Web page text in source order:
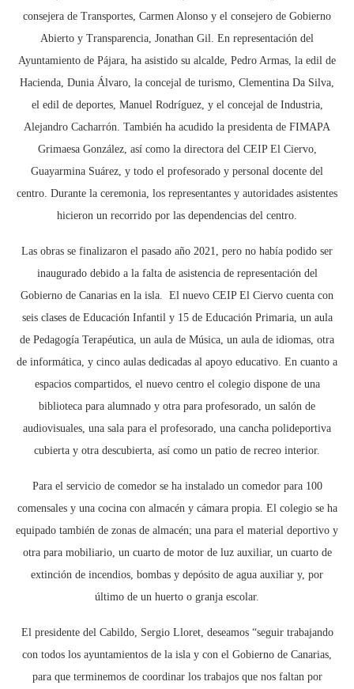
consejera de Transportes, Carmen Alonso y el consejero de Gobierno
Abierto y Transparencia, Jonathan Gil. En representación del
Ayuntamiento de Pájara, ha asistido su alcalde, Pedro Armas, la edil de
Hacienda, Dunia Álvaro, la concejal de turismo, Clementina Da Silva,
el edil de deportes, Manuel Rodríguez, y el concejal de Industria,
Alejandro Cacharrón. También ha acudido la presidenta de FIMAPA
Grimaesa González, así como la directora del CEIP El Ciervo,
Guayarmina Suárez, y todo el profesorado y personal docente del
centro. Durante la ceremonia, los representantes y autoridades asistentes
hicieron un recorrido por las dependencias del centro.
Las obras se finalizaron el pasado año 2021, pero no había podido ser
inaugurado debido a la falta de asistencia de representación del
Gobierno de Canarias en la isla. El nuevo CEIP El Ciervo cuenta con
seis clases de Educación Infantil y 15 de Educación Primaria, un aula
de Pedagogía Terapéutica, un aula de Música, un aula de idiomas, otra
de informática, y cinco aulas dedicadas al apoyo educativo. En cuanto a
espacios compartidos, el nuevo centro el colegio dispone de una
biblioteca para alumnado y otra para profesorado, un salón de
audiovisuales, una sala para el profesorado, una cancha polideportiva
cubierta y otra descubierta, así como un patio de recreo interior.
Para el servicio de comedor se ha instalado un comedor para 100
comensales y una cocina con almacén y cámara propia. El colegio se ha
equipado también de zonas de almacén; una para el material deportivo y
otra para mobiliario, un cuarto de motor de luz auxiliar, un cuarto de
extinción de incendios, bombas y depósito de agua auxiliar y, por
último de un huerto o granja escolar.
El presidente del Cabildo, Sergio Lloret, deseamos “seguir trabajando
con todos los ayuntamientos de la isla y con el Gobierno de Canarias,
para que terminemos de coordinar los trabajos que nos faltan por